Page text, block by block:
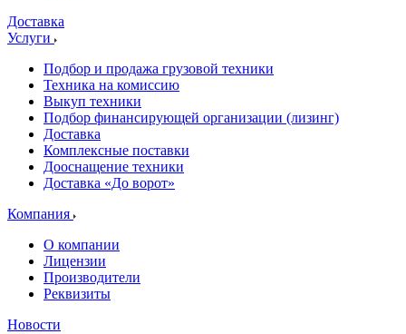
Доставка
Услуги
Подбор и продажа грузовой техники
Техника на комиссию
Выкуп техники
Подбор финансирующей организации (лизинг)
Доставка
Комплексные поставки
Дооснащение техники
Доставка «До ворот»
Компания
О компании
Лицензии
Производители
Реквизиты
Новости